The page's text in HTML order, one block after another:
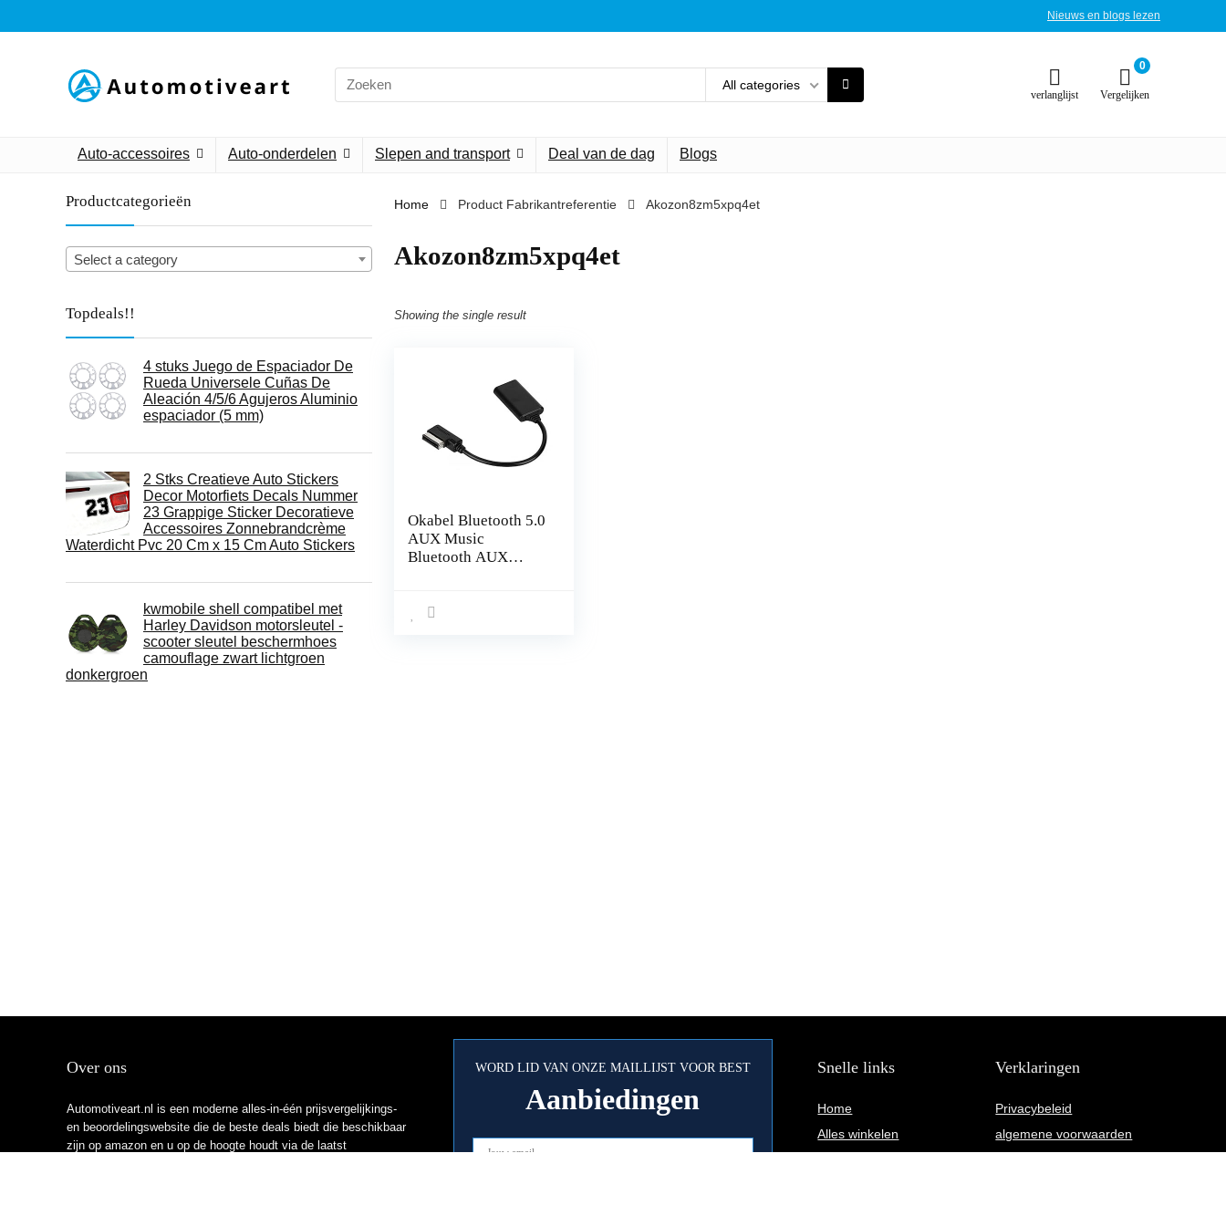
Nieuws en blogs lezen
Search
for:
All categories
verlanglijst
0
Vergelijken
Auto-accessoires Auto-onderdelen Slepen and transport Deal van de dag Blogs
Productcategorieën
Select a category
Topdeals!!
4 stuks Juego de Espaciador De
Rueda Universele Cuñas De
Aleación 4/5/6 Agujeros Aluminio
espaciador (5 mm)
2 Stks Creatieve Auto Stickers
Decor Motorfiets Decals Nummer
23 Grappige Sticker Decoratieve
Accessoires Zonnebrandcrème
Waterdicht Pvc 20 Cm x 15 Cm Auto Stickers
kwmobile shell compatibel met
Harley Davidson motorsleutel -
scooter sleutel beschermhoes
camouflage zwart lichtgroen
donkergroen
Home Product Fabrikantreferentie ‎Akozon8zm5xpq4et
‎Akozon8zm5xpq4et
Showing the single result
Okabel Bluetooth 5.0
AUX Music
Bluetooth AUX
Automotive Geschikt
Over ons
Automotiveart.nl is een moderne alles-in-één prijsvergelijkings-
en beoordelingswebsite die de beste deals biedt die beschikbaar
zijn op amazon en u op de hoogte houdt via de laatst
WORD LID VAN ONZE MAILLIJST VOOR BEST
Aanbiedingen
Snelle links
Home
Alles winkelen
Verklaringen
Privacybeleid
algemene voorwaarden